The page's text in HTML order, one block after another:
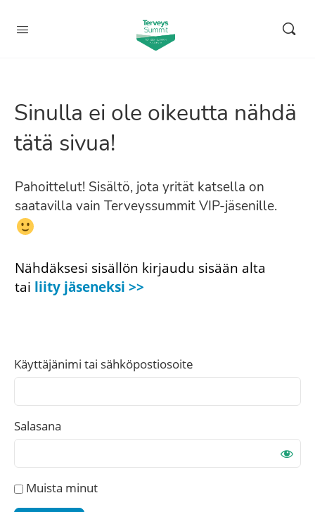
Sinulla ei ole oikeutta nähdä
tätä sivua!
Pahoittelut! Sisältö, jota yrität katsella on
saatavilla vain Terveyssummit VIP-jäsenille.
Nähdäksesi sisällön kirjaudu sisään alta
tai liity jäseneksi >>
Käyttäjänimi tai sähköpostiosoite
Salasana
Muista minut